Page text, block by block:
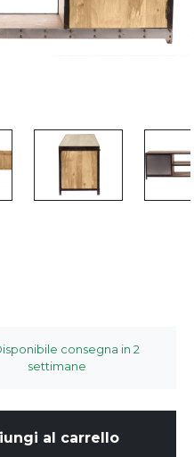
consegna in 2
settimane
al carrello